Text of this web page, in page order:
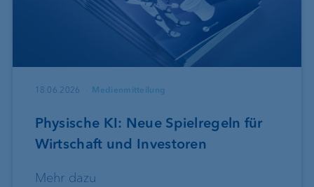
18.06.2026 Medienmitteilung
Physische KI: Neue Spielregeln für
Wirtschaft und Investoren
Mehr dazu